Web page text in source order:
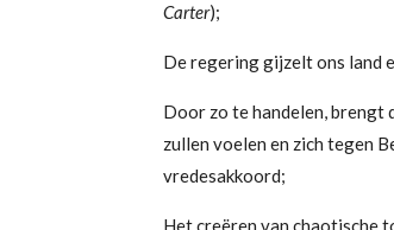
Carter);
De regering gijzelt ons land
Door zo te handelen, brengt
zullen voelen en zich tegen
vredesakkoord;
Het creëren van chaotische